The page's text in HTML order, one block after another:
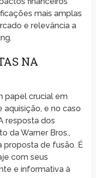
mais amplas
e relevância a
NA
papel crucial em
e no caso
resposta dos
da Warner Bros.,
proposta de fusão. É
com seus
e informativa à